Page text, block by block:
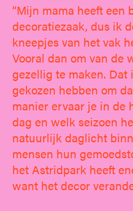
“Mijn mama heeft een
decoratiezaak, dus ik
kneepjes van het vak
Vooral dan om van de
gezellig te maken.
gekozen hebben om
manier ervaar je in de
dag en welk seizoen
natuurlijk daglicht
mensen hun
het Astridpark heeft
want het decor